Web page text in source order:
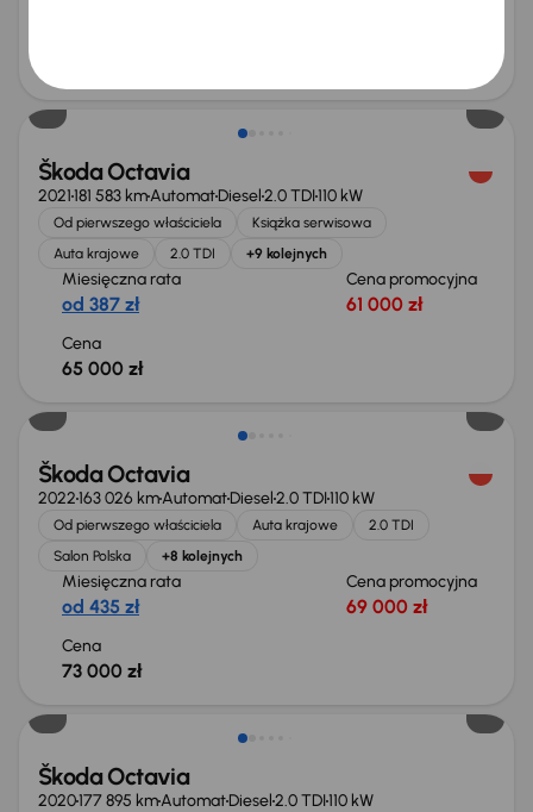
Škoda Octavia
2021181 583 kmAutomatDiesel2.0 TDI110 kW
Od pierwszego właściciela
Książka serwisowa
Auta krajowe
2.0 TDI +9 kolejnych
Miesięczna rata
od 387 zł
Cena promocyjna
61 000 zł
Cena
65 000 zł
Możliwość odliczenia VAT
Škoda Octavia
2022163 026 kmAutomatDiesel2.0 TDI110 kW
Od pierwszego właściciela Auta krajowe
2.0 TDI
Salon Polska
+8 kolejnych
Miesięczna rata
od 435 zł
Cena promocyjna
69 000 zł
Cena
73 000 zł
Škoda Octavia
2020177 895 kmAutomatDiesel2.0 TDI110 kW